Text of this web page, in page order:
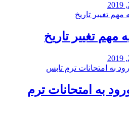
مهم تغییر تاریخ
به امتحانات ترم